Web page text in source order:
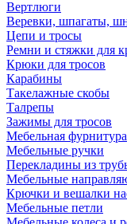
Вертлюги
Веревки, шпагаты,
Цепи и тросы
Ремни и стяжки для
Крюки для тросов
Карабины
Такелажные скобы
Талрепы
Зажимы для тросов
Мебельная фурнитура
Мебельные ручки
Перекладины из
Мебельные
Крючки и вешалки
Мебельные петли